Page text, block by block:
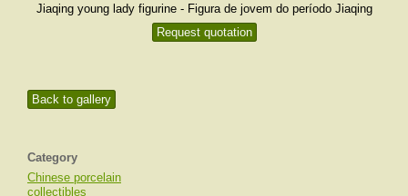
Back to gallery
Category
Chinese porcelain
collectibles
Jiaqing young lady figurine - Figura de jovem do período Jiaqing
Request quotation